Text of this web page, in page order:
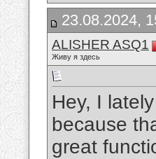
23.08.2024,
ALISHER ASQ1
Живу я здесь
Hey, I
because
great